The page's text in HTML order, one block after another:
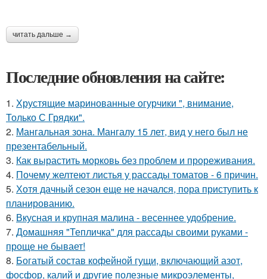
читать дальше →
Последние обновления на сайте:
1. Хрустящие маринованные огурчики ", внимание,
Только С Грядки".
2. Мангальная зона. Мангалу 15 лет, вид у него был не
презентабельный.
3. Как вырастить морковь без проблем и прореживания.
4. Почему желтеют листья у рассады томатов - 6 причин.
5. Хотя дачный сезон еще не начался, пора приступить к
планированию.
6. Вкусная и крупная малина - весеннее удобрение.
7. Домашняя "Тепличка" для рассады своими руками -
проще не бывает!
8. Богатый состав кофейной гущи, включающий азот,
фосфор, калий и другие полезные микроэлементы,